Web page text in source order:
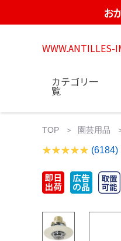
お
WWW.ANTILLES-
カテゴリ一
覧
TOP 園芸用品
(6184)